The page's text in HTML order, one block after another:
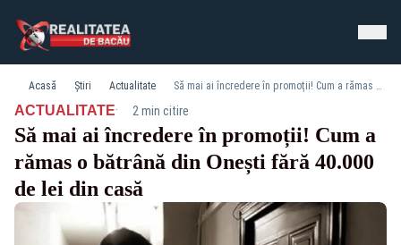
Acasă Știri Actualitate Să mai ai încredere în promoții! Cum a rămas o bătrână din Onești fără 40.000 de lei din casă
ACTUALITATE· 2 min citire
Să mai ai încredere în promoții! Cum a
rămas o bătrână din Onești fără 40.000
de lei din casă